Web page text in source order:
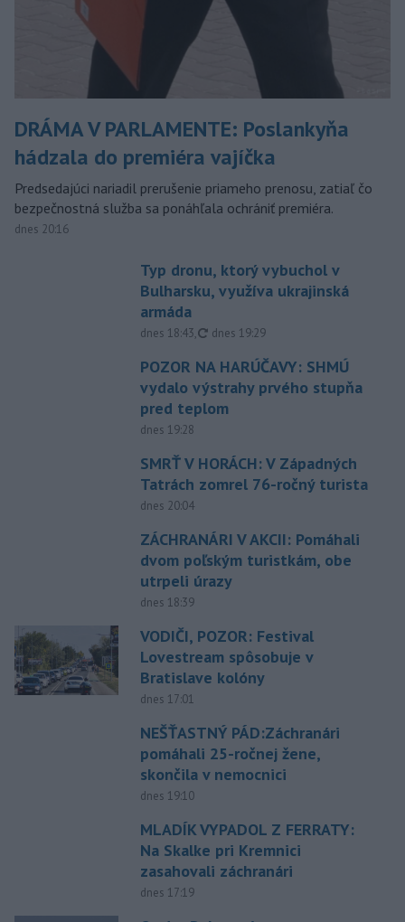
DRÁMA V PARLAMENTE: Poslankyňa
hádzala do premiéra vajíčka
Predsedajúci nariadil prerušenie priameho prenosu, zatiaľ čo
bezpečnostná služba sa ponáhľala ochrániť premiéra.
dnes 20:16
Typ dronu, ktorý vybuchol v
Bulharsku, využíva ukrajinská
armáda
dnes 18:43, aktualizované
dnes 19:29
POZOR NA HARÚČAVY: SHMÚ
vydalo výstrahy prvého stupňa
pred teplom
dnes 19:28
SMRŤ V HORÁCH: V Západných
Tatrách zomrel 76-ročný turista
dnes 20:04
ZÁCHRANÁRI V AKCII: Pomáhali
dvom poľským turistkám, obe
utrpeli úrazy
dnes 18:39
VODIČI, POZOR: Festival
Lovestream spôsobuje v
Bratislave kolóny
dnes 17:01
NEŠŤASTNÝ PÁD:Záchranári
pomáhali 25-ročnej žene,
skončila v nemocnici
dnes 19:10
MLADÍK VYPADOL Z FERRATY:
Na Skalke pri Kremnici
zasahovali záchranári
dnes 17:19